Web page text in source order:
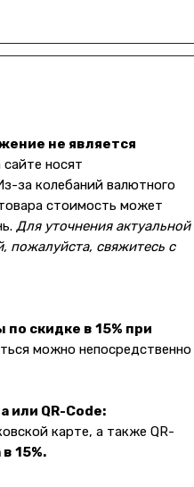
не является
носят
за колебаний валютного
стоимость может
Для уточнения актуальной
пожалуйста, свяжитесь с
по скидке в 15% при
можно непосредственно
или QR-Code:
карте, а также QR-
15%.